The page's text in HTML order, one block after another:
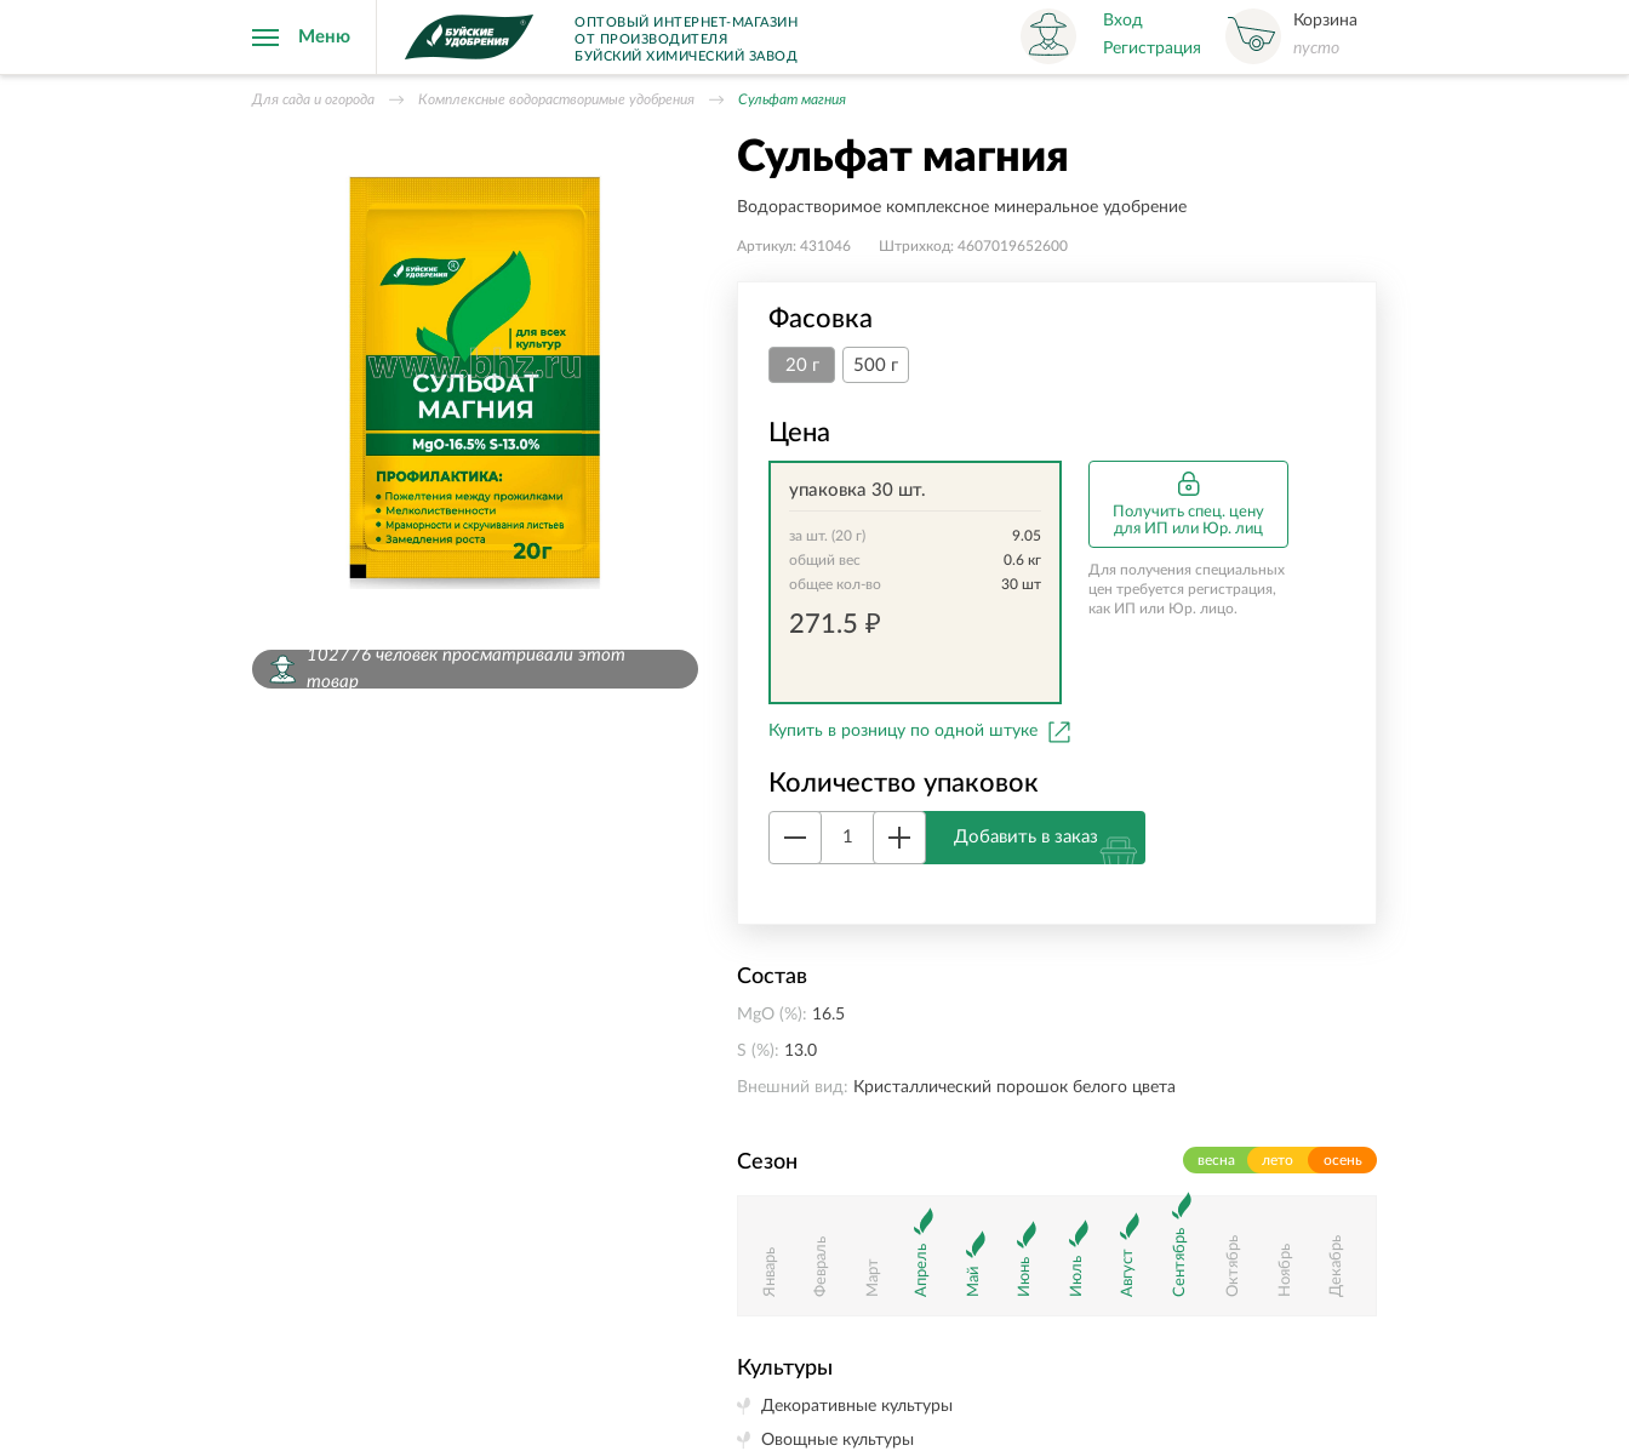
Меню
ОПТОВЫЙ ИНТЕРНЕТ-МАГАЗИН
ОТ ПРОИЗВОДИТЕЛЯ
БУЙСКИЙ ХИМИЧЕСКИЙ ЗАВОД
Корзина
пусто
Вход
Регистрация
Для сада и огорода Комплексные водорастворимые удобрения Сульфат магния
102776 человек просматривали этот
товар
Сульфат магния
Водорастворимое комплексное минеральное удобрение
Артикул: 431046 Штрихкод: 4607019652600
Фасовка
20 г 500 г
Цена
упаковка 30 шт.
за шт. (20 г)
9.05
общий вес
0.6 кг
общее кол-во
30 шт
271.5 ₽
Получить спец. цену
для ИП или Юр. лиц
Для получения специальных
цен требуется регистрация,
как ИП или Юр. лицо.
Купить в розницу по одной штуке
Количество упаковок
Добавить в заказ
Состав
MgO (%): 16.5
S (%): 13.0
Внешний вид: Кристаллический порошок белого цвета
Сезон весна лето осень
Январь Февраль Март Апрель Май Июнь Июль Август Сентябрь Октябрь Ноябрь Декабрь
Культуры
Декоративные культуры
Овощные культуры